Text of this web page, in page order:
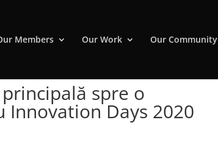
Members Our Work Our Community
spre o
Days 2020